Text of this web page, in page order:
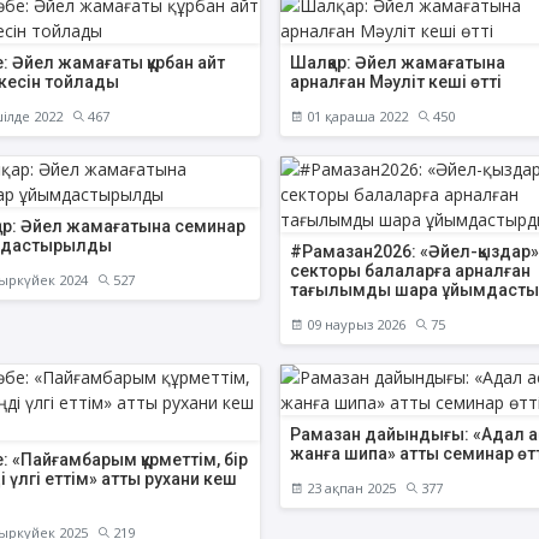
Әйел жамағаты құрбан айт
тойлады
2022 467
Шалқар: Әйел жамағатына
арналған Мәуліт кеші өтті
01 қараша 2022 450
Әйел жамағатына семинар
2024 527
#Рамазан2026: «Әйел-қыздар»
секторы балаларға арналған
тағылымды шара
09 наурыз 2026 75
«Пайғамбарым құрметтім, бір
үлгі еттім» атты рухани кеш
2025 219
Рамазан дайындығы: «Адал
жанға шипа» атты семинар
23 ақпан 2025 377